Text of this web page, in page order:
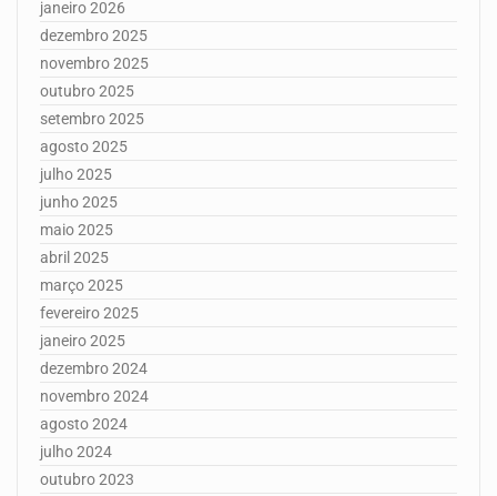
janeiro 2026
dezembro 2025
novembro 2025
outubro 2025
setembro 2025
agosto 2025
julho 2025
junho 2025
maio 2025
abril 2025
março 2025
fevereiro 2025
janeiro 2025
dezembro 2024
novembro 2024
agosto 2024
julho 2024
outubro 2023